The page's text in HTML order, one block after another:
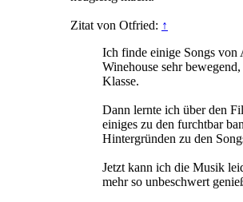
Zitat von Otfried: ↑
Ich finde einige Songs von
Winehouse sehr
Klasse.
Dann lernte ich über den
einiges zu den furchtbar
Hintergründen zu den
Jetzt kann ich die Musik
mehr so unbeschwert